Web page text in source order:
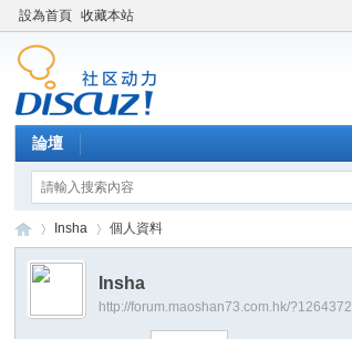
設為首頁 收藏本站
論壇
›
Insha 個人資料
Insha
http://forum.maoshan73.com.hk/?1264372